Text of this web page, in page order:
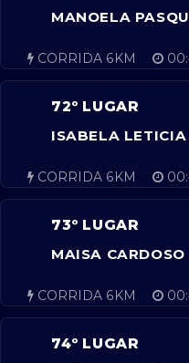
MANOELA
CORRIDA 6KM
72º LUGAR
ISABELA
CORRIDA 6KM
73º LUGAR
MAISA CARDOSO
CORRIDA 6KM
74º LUGAR